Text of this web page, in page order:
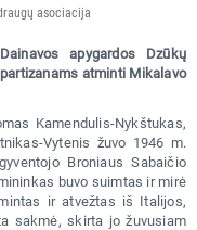
asociacija
apygardos Dzūkų
atminti Mikalavo
Kamendulis-Nykštukas,
Vytenis žuvo 1946 m.
Broniaus Sabaičio
buvo suimtas ir mirė
ir atvežtas iš Italijos,
sakmė, skirta jo žuvusiam